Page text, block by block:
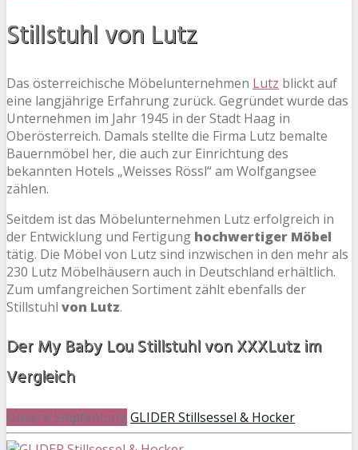
Stillstuhl von Lutz
Das österreichische Möbelunternehmen Lutz blickt auf
eine langjährige Erfahrung zurück. Gegründet wurde das
Unternehmen im Jahr 1945 in der Stadt Haag in
Oberösterreich. Damals stellte die Firma Lutz bemalte
Bauernmöbel her, die auch zur Einrichtung des
bekannten Hotels „Weisses Rössl“ am Wolfgangsee
zählen.
Seitdem ist das Möbelunternehmen Lutz erfolgreich in
der Entwicklung und Fertigung hochwertiger Möbel
tätig. Die Möbel von Lutz sind inzwischen in den mehr als
230 Lutz Möbelhäusern auch in Deutschland erhältlich.
Zum umfangreichen Sortiment zählt ebenfalls der
Stillstuhl von Lutz.
Der My Baby Lou Stillstuhl von XXXLutz im
Vergleich
Unsere Empfehlung GLIDER Stillsessel & Hocker